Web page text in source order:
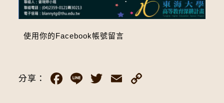
使用你的Facebook帳號留言
分享： Facebook
LineTwitter
Email